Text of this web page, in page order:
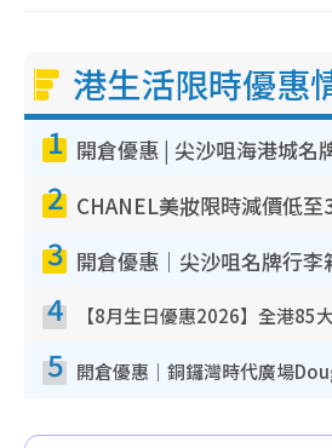
港生活限時優惠
1
2
3
4
5